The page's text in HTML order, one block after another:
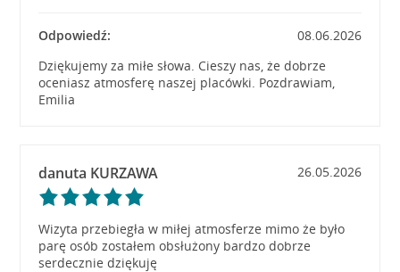
Odpowiedź:
08.06.2026
Dziękujemy za miłe słowa. Cieszy nas, że dobrze
oceniasz atmosferę naszej placówki. Pozdrawiam,
Emilia
danuta KURZAWA 26.05.2026
Wizyta przebiegła w miłej atmosferze mimo że było
parę osób zostałem obsłużony bardzo dobrze
serdecznie dziękuję